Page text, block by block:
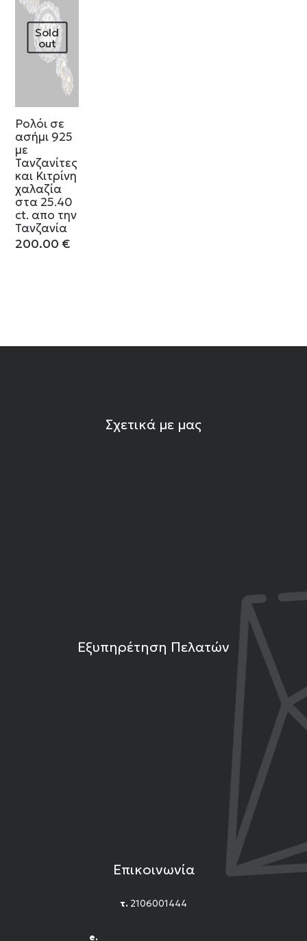
Sold
out
Ρολόι σε
ασήμι 925
με
Τανζανίτες
και Κιτρίνη
χαλαζία
στα 25.40
ct. απο την
Τανζανία
200.00 €
Σχετικά με μας
Εξυπηρέτηση Πελατών
Επικοινωνία
τ. 2106001444
e.